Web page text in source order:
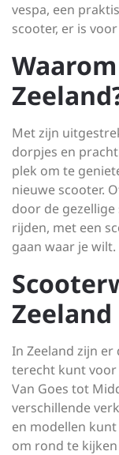
vespa, een
scooter, er is
Met zijn
dorpjes en
plek om te
nieuwe scooter.
door de
rijden, met een
gaan waar je wilt.
Zeeland
In Zeeland zijn
terecht kunt voor
Van Goes tot
verschillende
en modellen
om rond te